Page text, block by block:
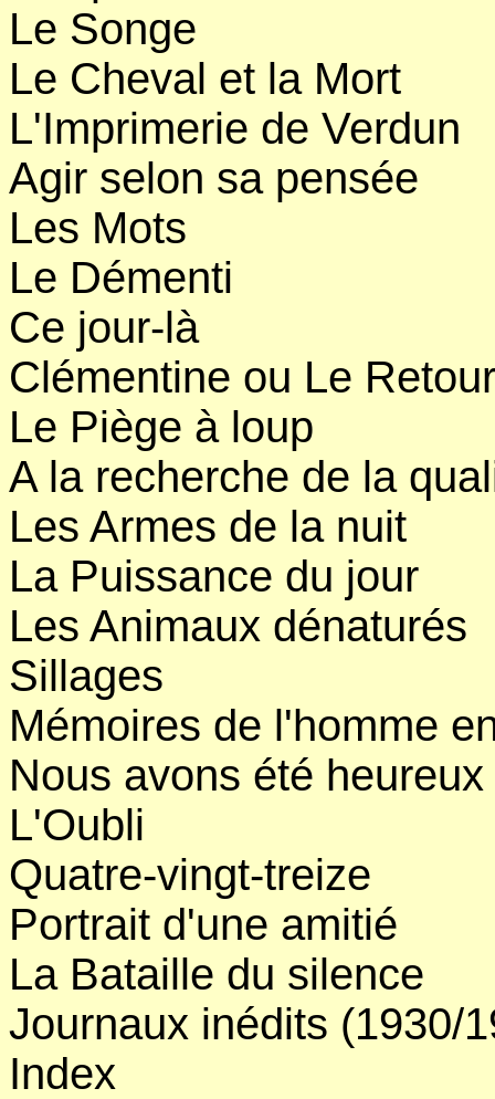
Le Songe
Le Cheval et la Mort
L'Imprimerie de Verdun
Agir selon sa pensée
Les Mots
Le Démenti
Ce jour-là
Clémentine ou Le Retour
Le Piège à loup
A la recherche de la
Les Armes de la nuit
La Puissance du jour
Les Animaux dénaturés
Sillages
Mémoires de l'homme
Nous avons été heureux
L'Oubli
Quatre-vingt-treize
Portrait d'une amitié
La Bataille du silence
Journaux inédits (1930/
Index